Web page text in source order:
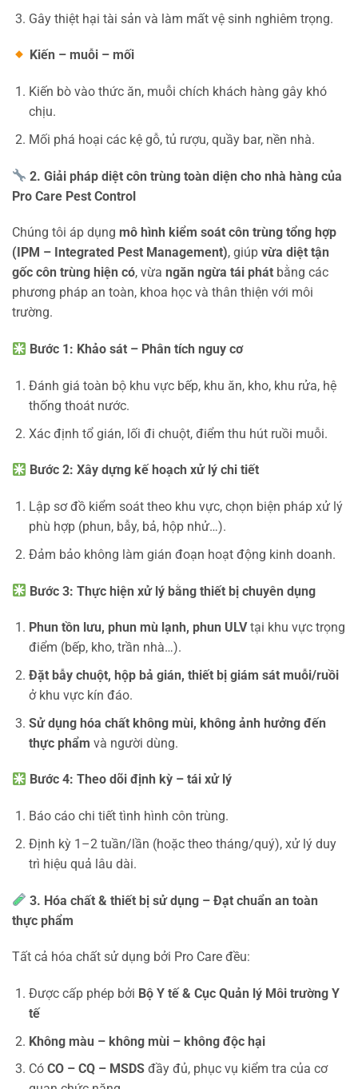
Gây thiệt hại tài sản và làm mất vệ sinh nghiêm trọng.
Kiến – muỗi – mối
Kiến bò vào thức ăn, muỗi chích khách hàng gây khó
chịu.
Mối phá hoại các kệ gỗ, tủ rượu, quầy bar, nền nhà.
2. Giải pháp diệt côn trùng toàn diện cho nhà hàng của
Pro Care Pest Control
Chúng tôi áp dụng mô hình kiểm soát côn trùng tổng hợp
(IPM – Integrated Pest Management), giúp vừa diệt tận
gốc côn trùng hiện có, vừa ngăn ngừa tái phát bằng các
phương pháp an toàn, khoa học và thân thiện với môi
trường.
Bước 1: Khảo sát – Phân tích nguy cơ
Đánh giá toàn bộ khu vực bếp, khu ăn, kho, khu rửa, hệ
thống thoát nước.
Xác định tổ gián, lối đi chuột, điểm thu hút ruồi muỗi.
Bước 2: Xây dựng kế hoạch xử lý chi tiết
Lập sơ đồ kiểm soát theo khu vực, chọn biện pháp xử lý
phù hợp (phun, bẫy, bả, hộp nhử…).
Đảm bảo không làm gián đoạn hoạt động kinh doanh.
Bước 3: Thực hiện xử lý bằng thiết bị chuyên dụng
Phun tồn lưu, phun mù lạnh, phun ULVtại khu vực trọng
điểm (bếp, kho, trần nhà…).
Đặt bẫy chuột, hộp bả gián, thiết bị giám sát muỗi/ruồi
ở khu vực kín đáo.
Sử dụng hóa chất không mùi, không ảnh hưởng đến
thực phẩm và người dùng.
Bước 4: Theo dõi định kỳ – tái xử lý
Báo cáo chi tiết tình hình côn trùng.
Định kỳ 1–2 tuần/lần (hoặc theo tháng/quý), xử lý duy
trì hiệu quả lâu dài.
3. Hóa chất & thiết bị sử dụng – Đạt chuẩn an toàn
thực phẩm
Tất cả hóa chất sử dụng bởi Pro Care đều:
Được cấp phép bởi Bộ Y tế & Cục Quản lý Môi trường Y
tế
Không màu – không mùi – không độc hại
Có CO – CQ – MSDSđầy đủ, phục vụ kiểm tra của cơ